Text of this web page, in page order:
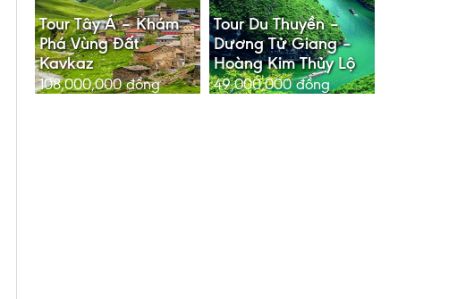
Tour Tây Á – Khám
Phá Vùng Đất
Kavkaz
108,000,000đồng
Tour Du Thuyền –
Dương Tử Giang –
Hoàng Kim Thủy Lộ
49,000,000đồng